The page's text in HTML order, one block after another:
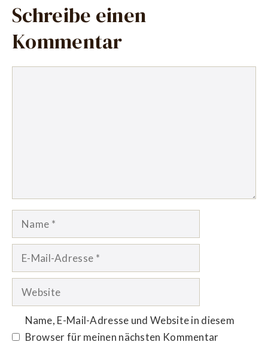
Schreibe einen
Kommentar
Name
Website
Name, E-Mail-Adresse und Website in diesem
Browser für meinen nächsten Kommentar